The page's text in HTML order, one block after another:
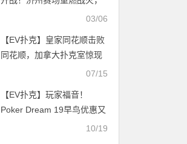
03/06
【EV扑克】皇家同花顺击败
同花顺，加拿大扑克室惊现
07/15
【EV扑克】玩家福音！
Poker Dream 19早鸟优惠又
双叒升级，多样选择随心自
10/19